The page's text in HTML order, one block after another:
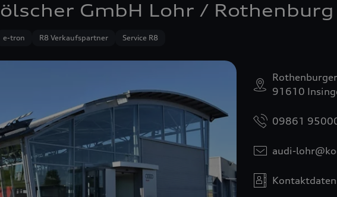
GmbH Lohr /
e-tron R8 Verkaufspartner Service R8
91610
09861
audi-